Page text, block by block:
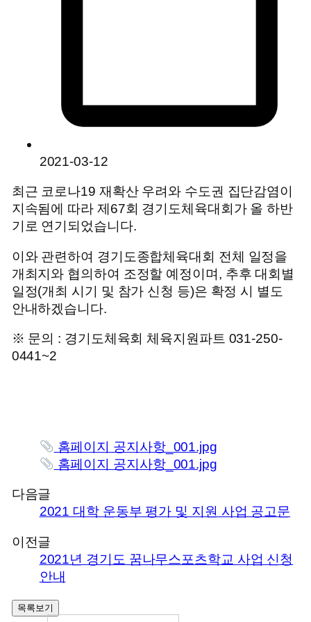
2021-03-12
최근 코로나19 재확산 우려와 수도권 집단감염이
지속됨에 따라 제67회 경기도체육대회가 올 하반
기로 연기되었습니다.
이와 관련하여 경기도종합체육대회 전체 일정을
개최지와 협의하여 조정할 예정이며, 추후 대회별
일정(개최 시기 및 참가 신청 등)은 확정 시 별도
안내하겠습니다.
※ 문의 : 경기도체육회 체육지원파트 031-250-
0441~2
홈페이지 공지사항_001.jpg
홈페이지 공지사항_001.jpg
다음글
2021 대학 운동부 평가 및 지원 사업 공고문
이전글
2021년 경기도 꿈나무스포츠학교 사업 신청
안내